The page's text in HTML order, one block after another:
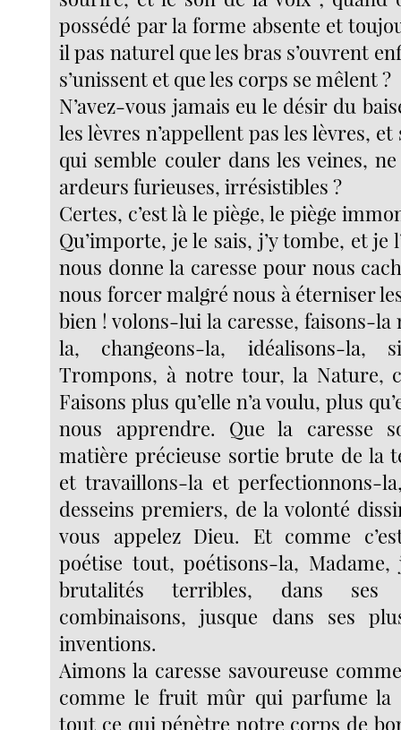
possédé par la forme absente et
il pas naturel que les bras s’ouvrent
s’unissent et que les corps se mêlent ?
N’avez-vous jamais eu le désir du
les lèvres n’appellent pas les lèvres,
qui semble couler dans les veines,
ardeurs furieuses, irrésistibles ?
Certes, c’est là le piège, le piège
Qu’importe, je le sais, j’y tombe, et je
nous donne la caresse pour nous
nous forcer malgré nous à éterniser
bien ! volons-lui la caresse, faisons-
la, changeons-la, idéalisons-la,
Trompons, à notre tour, la Nature,
Faisons plus qu’elle n’a voulu, plus
nous apprendre. Que la caresse
matière précieuse sortie brute de la
et travaillons-la et perfectionnons-
desseins premiers, de la volonté
vous appelez Dieu. Et comme
poétise tout, poétisons-la, Madame,
brutalités terribles, dans ses
combinaisons, jusque dans ses
inventions.
Aimons la caresse savoureuse
comme le fruit mûr qui parfume la
tout ce qui pénètre notre corps de